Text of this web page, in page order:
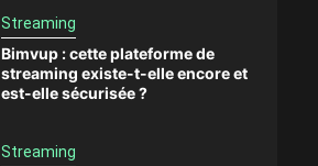
Streaming
Bimvup : cette plateforme de
streaming existe-t-elle encore et
est-elle sécurisée ?
Streaming